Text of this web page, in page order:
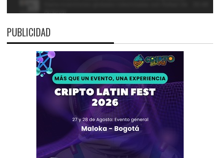
PUBLICIDAD